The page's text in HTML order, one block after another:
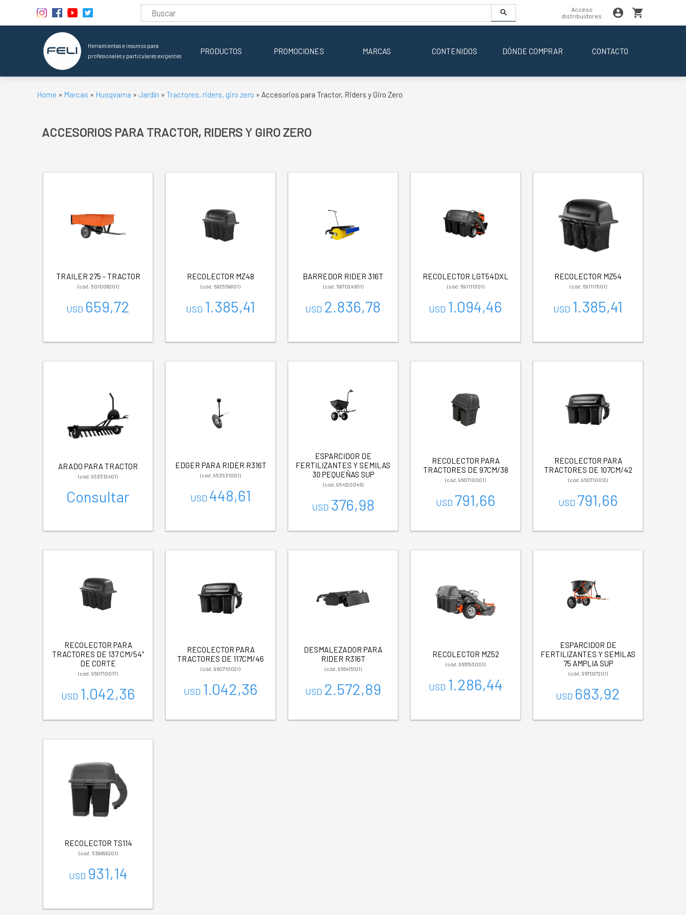
Acceso
distribuidores
Herramientas e insumos para
profesionales y particulares exigentes
PRODUCTOS PROMOCIONES MARCAS CONTENIDOS DÓNDE COMPRAR CONTACTO
Home » Marcas » Husqvarna » Jardín » Tractores, riders, giro zero » Accesorios para Tractor, Riders y Giro Zero
ACCESORIOS PARA TRACTOR, RIDERS Y GIRO ZERO
TRAILER 275 - TRACTOR
(cód. 501008201)
USD 659,72
RECOLECTOR MZ48
(cód. 582559801)
USD 1.385,41
BARREDOR RIDER 316T
(cód. 587024601)
USD 2.836,78
RECOLECTOR LGT54DXL
(cód. 591111301)
USD 1.094,46
RECOLECTOR MZ54
(cód. 591111501)
USD 1.385,41
ARADO PARA TRACTOR
(cód. 953512401)
Consultar
EDGER PARA RIDER R316T
(cód. 953531001)
USD 448,61
ESPARCIDOR DE
FERTILIZANTES Y SEMILAS
30 PEQUEÑAS SUP
(cód. 954120046)
USD 376,98
RECOLECTOR PARA
TRACTORES DE 97CM/38
(cód. 960710001)
USD 791,66
RECOLECTOR PARA
TRACTORES DE 107CM/42
(cód. 960710012)
USD 791,66
RECOLECTOR PARA
TRACTORES DE 137 CM/54"
DE CORTE
(cód. 960710017)
USD 1.042,36
RECOLECTOR PARA
TRACTORES DE 117CM/46
(cód. 960710021)
USD 1.042,36
DESMALEZADOR PARA
RIDER R316T
(cód. 966416101)
USD 2.572,89
RECOLECTOR MZ52
(cód. 966793001)
USD 1.286,44
ESPARCIDOR DE
FERTILIZANTES Y SEMILAS
75 AMPLIA SUP
(cód. 967027201)
USD 683,92
RECOLECTOR TS114
(cód. 538899201)
USD 931,14